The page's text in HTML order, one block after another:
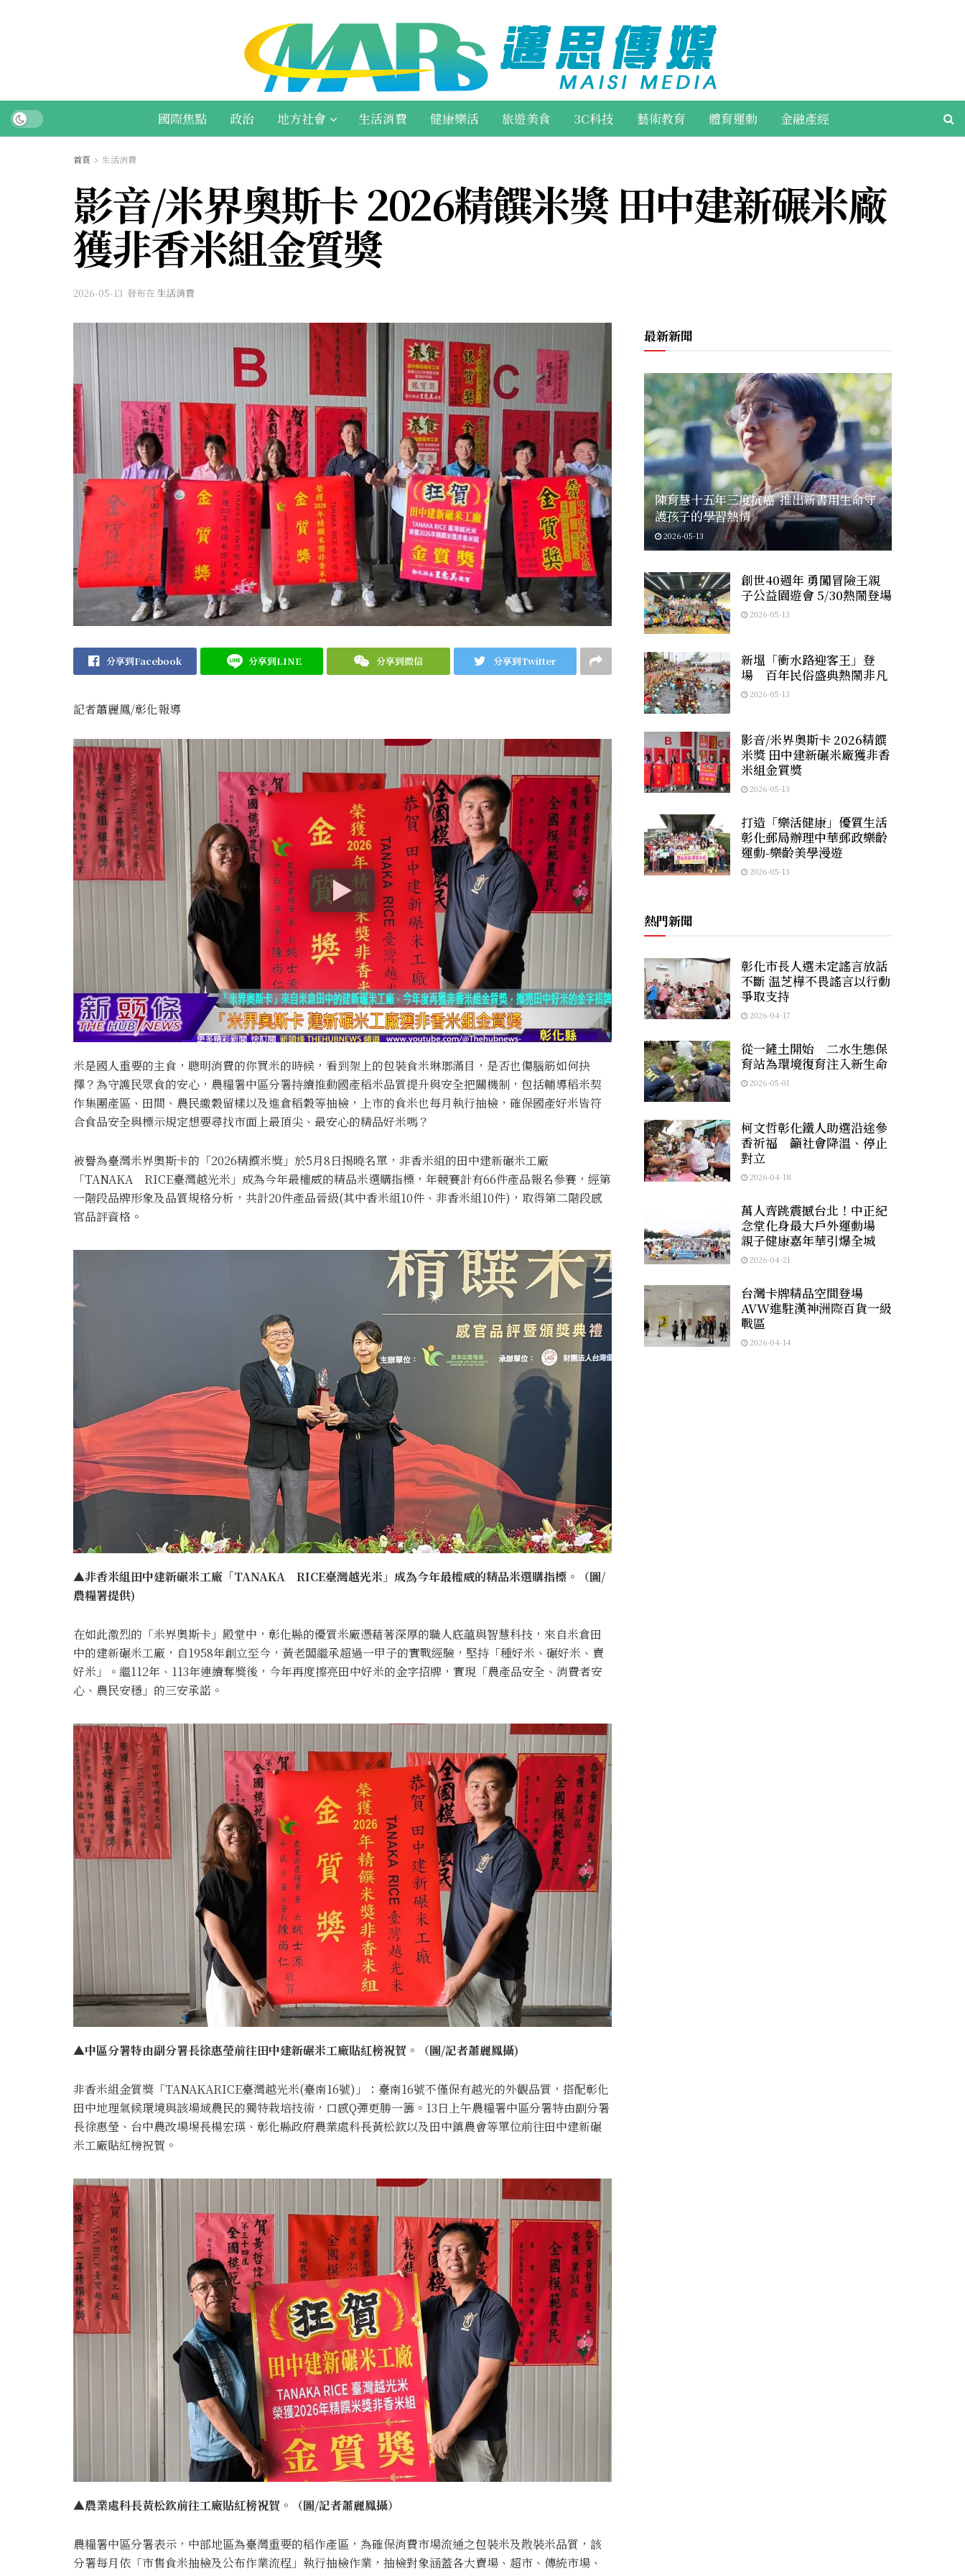
國際焦點 政治 地方社會 生活消費 健康樂活 旅遊美食 3C科技 藝術教育 體育運動 金融產經
首頁 生活消費
影音/米界奧斯卡 2026精饌米獎 田中建新碾米廠
獲非香米組金質獎
2026-05-13 發布在生活消費
分享到Facebook 分享到LINE 分享到微信 分享到Twitter
記者蕭麗鳳/彰化報導
米是國人重要的主食，聰明消費的你買米的時候，看到架上的包裝食米琳瑯滿目，是否也傷腦筋如何抉
擇？為守護民眾食的安心，農糧署中區分署持續推動國產稻米品質提升與安全把關機制，包括輔導稻米契
作集團產區、田間、農民繳穀留樣以及進倉稻穀等抽檢，上市的食米也每月執行抽檢，確保國產好米皆符
合食品安全與標示規定想要尋找市面上最頂尖、最安心的精品好米嗎？
被譽為臺灣米界奧斯卡的「2026精饌米獎」於5月8日揭曉名單，非香米組的田中建新碾米工廠
「TANAKA RICE臺灣越光米」成為今年最權威的精品米選購指標，年競賽計有66件產品報名參賽，經第
一階段品牌形象及品質規格分析，共計20件產品晉級(其中香米組10件、非香米組10件)，取得第二階段感
官品評資格。
▲非香米組田中建新碾米工廠「TANAKA RICE臺灣越光米」成為今年最權威的精品米選購指標。（圖/
農糧署提供)
在如此激烈的「米界奧斯卡」殿堂中，彰化縣的優質米廠憑藉著深厚的職人底蘊與智慧科技，來自米倉田
中的建新碾米工廠，自1958年創立至今，黃老闆繼承超過一甲子的實戰經驗，堅持「種好米、碾好米、賣
好米」。繼112年、113年連續奪獎後，今年再度擦亮田中好米的金字招牌，實現「農產品安全、消費者安
心、農民安穩」的三安承諾。
▲中區分署特由副分署長徐惠瑩前往田中建新碾米工廠貼紅榜祝賀。（圖/記者蕭麗鳳攝)
非香米組金質獎「TANAKARICE臺灣越光米(臺南16號)」：臺南16號不僅保有越光的外觀品質，搭配彰化
田中地理氣候環境與該場域農民的獨特栽培技術，口感Q彈更勝一籌。13日上午農糧署中區分署特由副分署
長徐惠瑩、台中農改場埸長楊宏瑛、彰化縣政府農業處科長黃松欽以及田中鎮農會等單位前往田中建新碾
米工廠貼紅榜祝賀。
▲農業處科長黃松欽前往工廠貼紅榜祝賀。（圖/記者蕭麗鳳攝）
農糧署中區分署表示，中部地區為臺灣重要的稻作產區，為確保消費市場流通之包裝米及散裝米品質，該
分署每月依「市售食米抽檢及公布作業流程」執行抽檢作業，抽檢對象涵蓋各大賣場、超市、傳統市場、
最新新聞
陳育慧十五年三度抗癌 推出新書用生命守
護孩子的學習熱情
2026-05-13
創世40週年 勇闖冒險王親
子公益園遊會 5/30熱鬧登場
2026-05-13
新塭「衝水路迎客王」登
場 百年民俗盛典熱鬧非凡
2026-05-13
影音/米界奧斯卡 2026精饌
米獎 田中建新碾米廠獲非香
米組金質獎
2026-05-13
打造「樂活健康」優質生活
彰化郵局辦理中華郵政樂齡
運動-樂齡美學漫遊
2026-05-13
熱門新聞
彰化市長人選未定謠言放話
不斷 温芝樺不畏謠言以行動
爭取支持
2026-04-17
從一鏟土開始 二水生態保
育站為環境復育注入新生命
2026-05-01
柯文哲彰化鐵人助選沿途參
香祈福 籲社會降溫、停止
對立
2026-04-18
萬人齊跳震撼台北！中正紀
念堂化身最大戶外運動場
親子健康嘉年華引爆全城
2026-04-21
台灣卡牌精品空間登場
AVW進駐漢神洲際百貨一級
戰區
2026-04-14